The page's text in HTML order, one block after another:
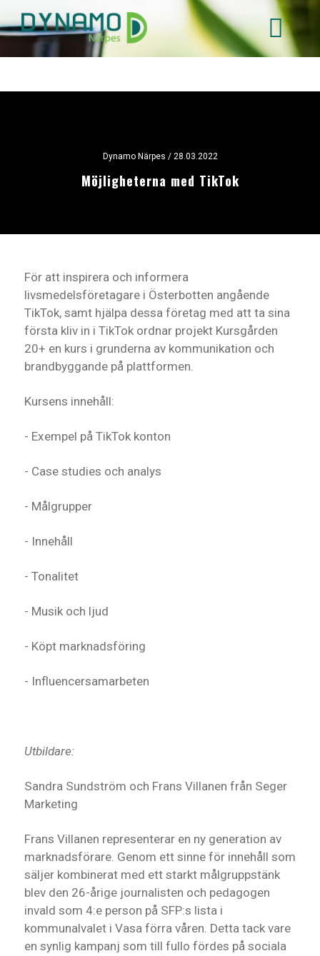
Hoppa
huvudinnehåll
Dynamo Närpes / 28.03.2022
Möjligheterna med TikTok
För att inspirera och informera
livsmedelsföretagare i Österbotten angående
TikTok, samt hjälpa dessa företag med att ta sina
första kliv in i TikTok ordnar projekt Kursgården
20+ en kurs i grunderna av kommunikation och
brandbyggande på plattformen.
Kursens innehåll:
- Exempel på TikTok konton
- Case studies och analys
- Målgrupper
- Innehåll
- Tonalitet
- Musik och ljud
- Köpt marknadsföring
- Influencersamarbeten
Utbildare:
Sandra Sundström och Frans Villanen från Seger
Marketing
Frans Villanen representerar en ny generation av
marknadsförare. Genom ett sinne för innehåll som
säljer kombinerat med ett starkt målgruppstänk
blev den 26-årige journalisten och pedagogen
invald som 4:e person på SFP:s lista i
kommunalvalet i Vasa förra våren. Detta tack vare
en synlig kampanj som till fullo fördes på sociala